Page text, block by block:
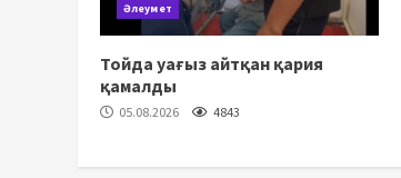
Әлеумет
Тойда уағыз айтқан қария
қамалды
05.08.2026 4843